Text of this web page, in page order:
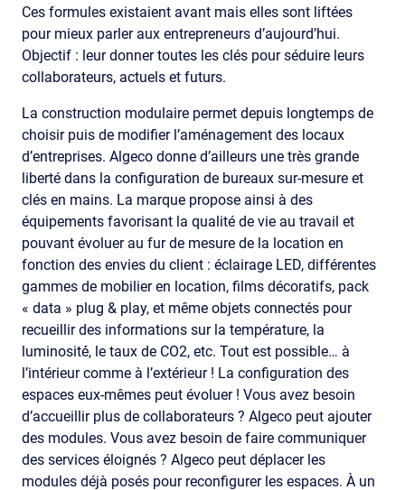
Ces formules existaient avant mais elles sont liftées
pour mieux parler aux entrepreneurs d’aujourd’hui.
Objectif : leur donner toutes les clés pour séduire leurs
collaborateurs, actuels et futurs.
La construction modulaire permet depuis longtemps de
choisir puis de modifier l’aménagement des locaux
d’entreprises. Algeco donne d’ailleurs une très grande
liberté dans la configuration de bureaux sur-mesure et
clés en mains. La marque propose ainsi à des
équipements favorisant la qualité de vie au travail et
pouvant évoluer au fur de mesure de la location en
fonction des envies du client : éclairage LED, différentes
gammes de mobilier en location, films décoratifs, pack
« data » plug & play, et même objets connectés pour
recueillir des informations sur la température, la
luminosité́, le taux de CO2, etc. Tout est possible… à
l’intérieur comme à l’extérieur ! La configuration des
espaces eux-mêmes peut évoluer ! Vous avez besoin
d’accueillir plus de collaborateurs ? Algeco peut ajouter
des modules. Vous avez besoin de faire communiquer
des services éloignés ? Algeco peut déplacer les
modules déjà posés pour reconfigurer les espaces. À un